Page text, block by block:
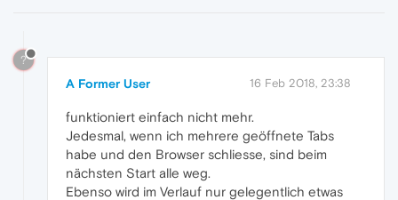
?
A Former User 16 Feb 2018, 23:38
funktioniert einfach nicht mehr.
Jedesmal, wenn ich mehrere geöffnete Tabs
habe und den Browser schliesse, sind beim
nächsten Start alle weg.
Ebenso wird im Verlauf nur gelegentlich etwas